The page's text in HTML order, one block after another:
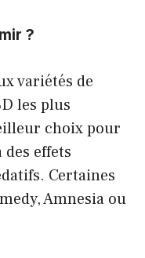
?
variétés de
les plus
choix pour
effets
Certaines
Amnesia ou